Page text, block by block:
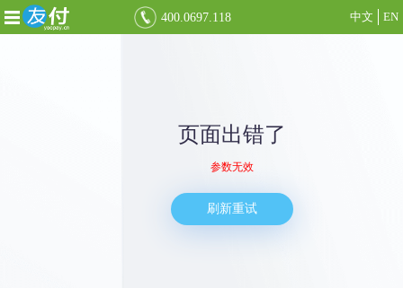
400.0697.118 中文 EN
页面出错了
参数无效
刷新重试